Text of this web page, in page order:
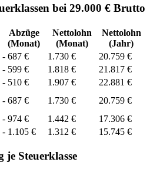
bei 29.000 € Brutto
Abzüge
(Monat)
Nettolohn
(Monat)
Nettolohn
(Jahr)
- 687 € 1.730 € 20.759 €
- 599 € 1.818 € 21.817 €
- 510 € 1.907 € 22.881 €
- 687 € 1.730 € 20.759 €
- 974 € 1.442 € 17.306 €
- 1.105 € 1.312 € 15.745 €
je Steuerklasse